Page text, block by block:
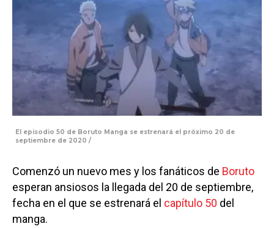
El episodio 50 de Boruto Manga se estrenará el próximo 20 de
septiembre de 2020 /
Comenzó un nuevo mes y los fanáticos de Boruto
esperan ansiosos la llegada del 20 de septiembre,
fecha en el que se estrenará el capítulo 50 del
manga.